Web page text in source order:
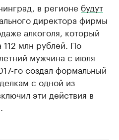
в регионе будут
директора фирмы
алкоголя, который
112 млн рублей. По
мужчина с июля
го создал формальный
с одной из
эти действия в